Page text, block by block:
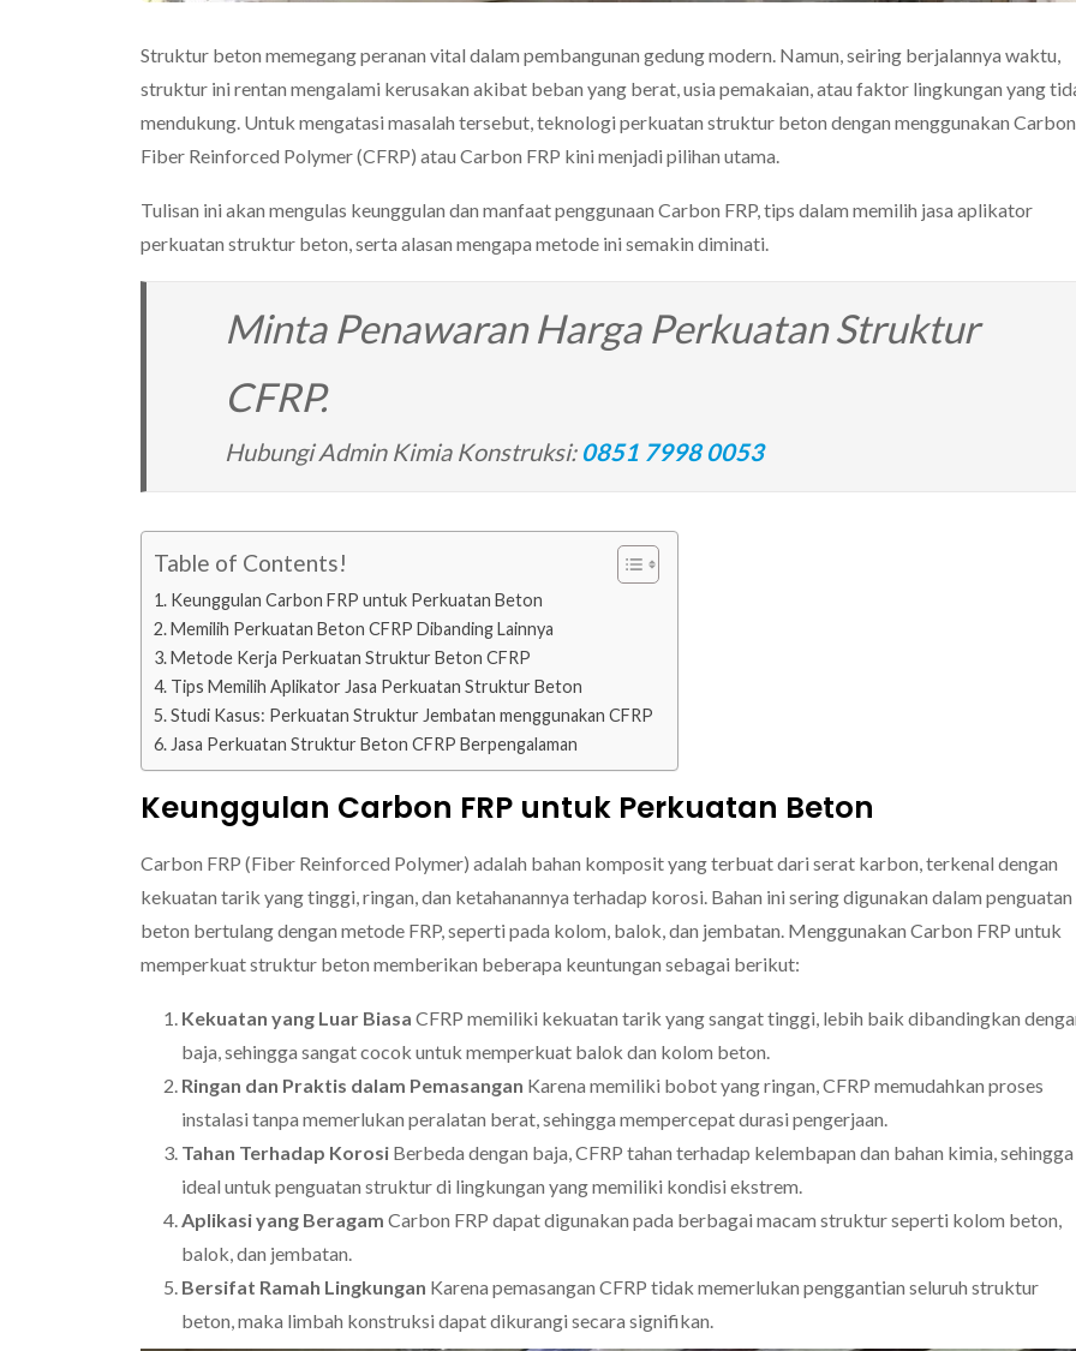
Struktur beton memegang peranan vital dalam pembangunan gedung modern. Namun, seiring berjalannya waktu,
struktur ini rentan mengalami kerusakan akibat beban yang berat, usia pemakaian, atau faktor lingkungan yang
mendukung. Untuk mengatasi masalah tersebut, teknologi perkuatan struktur beton dengan menggunakan Carbon
Fiber Reinforced Polymer (CFRP) atau Carbon FRP kini menjadi pilihan utama.
Tulisan ini akan mengulas keunggulan dan manfaat penggunaan Carbon FRP, tips dalam memilih jasa aplikator
perkuatan struktur beton, serta alasan mengapa metode ini semakin diminati.
Minta Penawaran Harga Perkuatan Struktur
CFRP.
Hubungi Admin Kimia Konstruksi: 0851 7998 0053
Table of Contents!
Keunggulan Carbon FRP untuk Perkuatan Beton
Memilih Perkuatan Beton CFRP Dibanding Lainnya
Metode Kerja Perkuatan Struktur Beton CFRP
Tips Memilih Aplikator Jasa Perkuatan Struktur Beton
Studi Kasus: Perkuatan Struktur Jembatan menggunakan CFRP
Jasa Perkuatan Struktur Beton CFRP Berpengalaman
Keunggulan Carbon FRP untuk Perkuatan Beton
Carbon FRP (Fiber Reinforced Polymer) adalah bahan komposit yang terbuat dari serat karbon, terkenal dengan
kekuatan tarik yang tinggi, ringan, dan ketahanannya terhadap korosi. Bahan ini sering digunakan dalam penguatan
beton bertulang dengan metode FRP, seperti pada kolom, balok, dan jembatan. Menggunakan Carbon FRP untuk
memperkuat struktur beton memberikan beberapa keuntungan sebagai berikut:
Kekuatan yang Luar Biasa CFRP memiliki kekuatan tarik yang sangat tinggi, lebih baik dibandingkan
baja, sehingga sangat cocok untuk memperkuat balok dan kolom beton.
Ringan dan Praktis dalam Pemasangan Karena memiliki bobot yang ringan, CFRP memudahkan proses
instalasi tanpa memerlukan peralatan berat, sehingga mempercepat durasi pengerjaan.
Tahan Terhadap Korosi Berbeda dengan baja, CFRP tahan terhadap kelembapan dan bahan kimia, sehingga
ideal untuk penguatan struktur di lingkungan yang memiliki kondisi ekstrem.
Aplikasi yang Beragam Carbon FRP dapat digunakan pada berbagai macam struktur seperti kolom beton,
balok, dan jembatan.
Bersifat Ramah Lingkungan Karena pemasangan CFRP tidak memerlukan penggantian seluruh struktur
beton, maka limbah konstruksi dapat dikurangi secara signifikan.